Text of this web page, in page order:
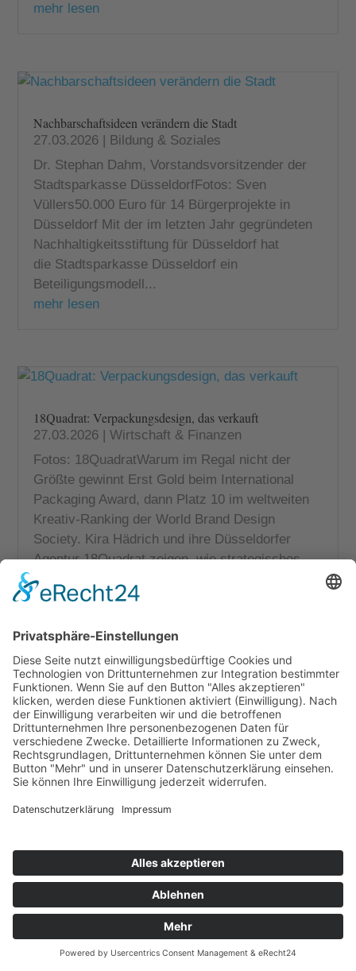
mehr lesen
Nachbarschaftsideen verändern die Stadt
27.03.2026 | Bildung & Soziales
Dr. Stephan Dahm, Vorstandsvorsitzender der
Stadtsparkasse DüsseldorfFotos: Sven
Vüllers50.000 Euro für 14 Bürgerprojekte in
Düsseldorf Mit der im letzten Jahr gegründeten
Nachhaltigkeitsstiftung für Düsseldorf hat
die Stadtsparkasse Düsseldorf ein
Beteiligungsmodell...
mehr lesen
18Quadrat: Verpackungsdesign, das verkauft
27.03.2026 |Wirtschaft & Finanzen
Fotos: 18QuadratWarum im Regal nicht der
Größte gewinnt Erst Gold beim International
Packaging Award, dann Platz 10 im weltweiten
Kreativ-Ranking der World Brand Design
Society. Kira Hädrich und ihre Düsseldorfer
Agentur 18Quadrat zeigen, wie strategisches...
mehr lesen
Female Finance: Wenn Frauen über Geld sprechen
27.03.2026|Wirtschaft & Finanzen
v.l. Henrietta Six, Vorstandsmitglied der
Stadtsparkasse Düsseldorf, und Keynote-
Speakerin Tijen Onaran Fotos: Andreas
weniger als Männer. Der Gender Pay Gap lag
Equal Pay Day darauf...
mehr lesen